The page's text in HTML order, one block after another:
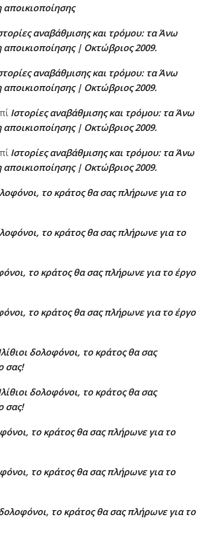
αναβάθμισης και τρόμου: τα Άνω
| Οκτώβριος 2009.
αναβάθμισης και τρόμου: τα Άνω
| Οκτώβριος 2009.
Ιστορίες αναβάθμισης και τρόμου: τα Άνω
| Οκτώβριος 2009.
Ιστορίες αναβάθμισης και τρόμου: τα Άνω
| Οκτώβριος 2009.
το κράτος θα σας πλήρωνε για το
το κράτος θα σας πλήρωνε για το
το κράτος θα σας πλήρωνε για το έργο
το κράτος θα σας πλήρωνε για το έργο
δολοφόνοι, το κράτος θα σας
σας!
δολοφόνοι, το κράτος θα σας
σας!
το κράτος θα σας πλήρωνε για το
το κράτος θα σας πλήρωνε για το
το κράτος θα σας πλήρωνε για το